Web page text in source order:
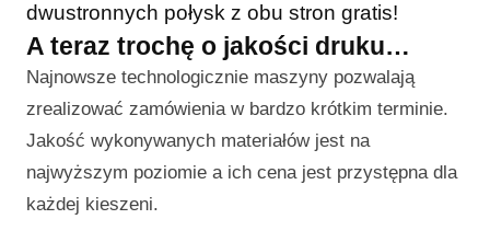
dwustronnych połysk z obu stron gratis!
A teraz trochę o jakości druku…
Najnowsze technologicznie maszyny pozwalają
zrealizować zamówienia w bardzo krótkim terminie.
Jakość wykonywanych materiałów jest na
najwyższym poziomie a ich cena jest przystępna dla
każdej kieszeni.